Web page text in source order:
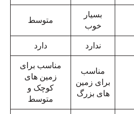
بسیار
خوب
متوسط
ندارد دارد
مناسب
برای زمین
های بزرگ
مناسب برای
زمین های
کوچک و
متوسط